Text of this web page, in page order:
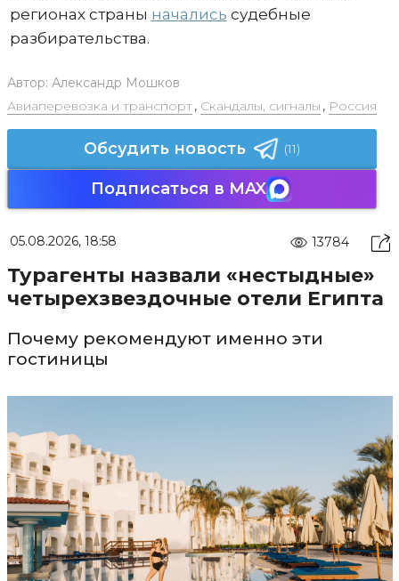
регионах страны начались судебные
разбирательства.
Автор: Александр Мошков
Авиаперевозка и транспорт, Скандалы, сигналы , Россия
Обсудить новость (11)
Подписаться в MAX
05.08.2026, 18:58 13784
Турагенты назвали «нестыдные»
четырехзвездочные отели Египта
Почему рекомендуют именно эти
гостиницы